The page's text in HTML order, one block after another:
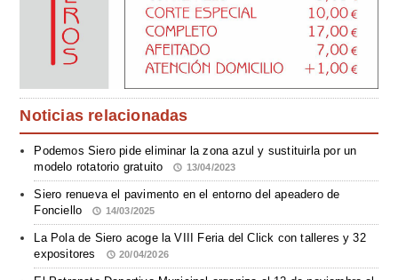
Noticias relacionadas
Podemos Siero pide eliminar la zona azul y sustituirla por un
modelo rotatorio gratuito
13/04/2023
Siero renueva el pavimento en el entorno del apeadero de
Fonciello
14/03/2025
La Pola de Siero acoge la VIII Feria del Click con talleres y 32
expositores
20/04/2026